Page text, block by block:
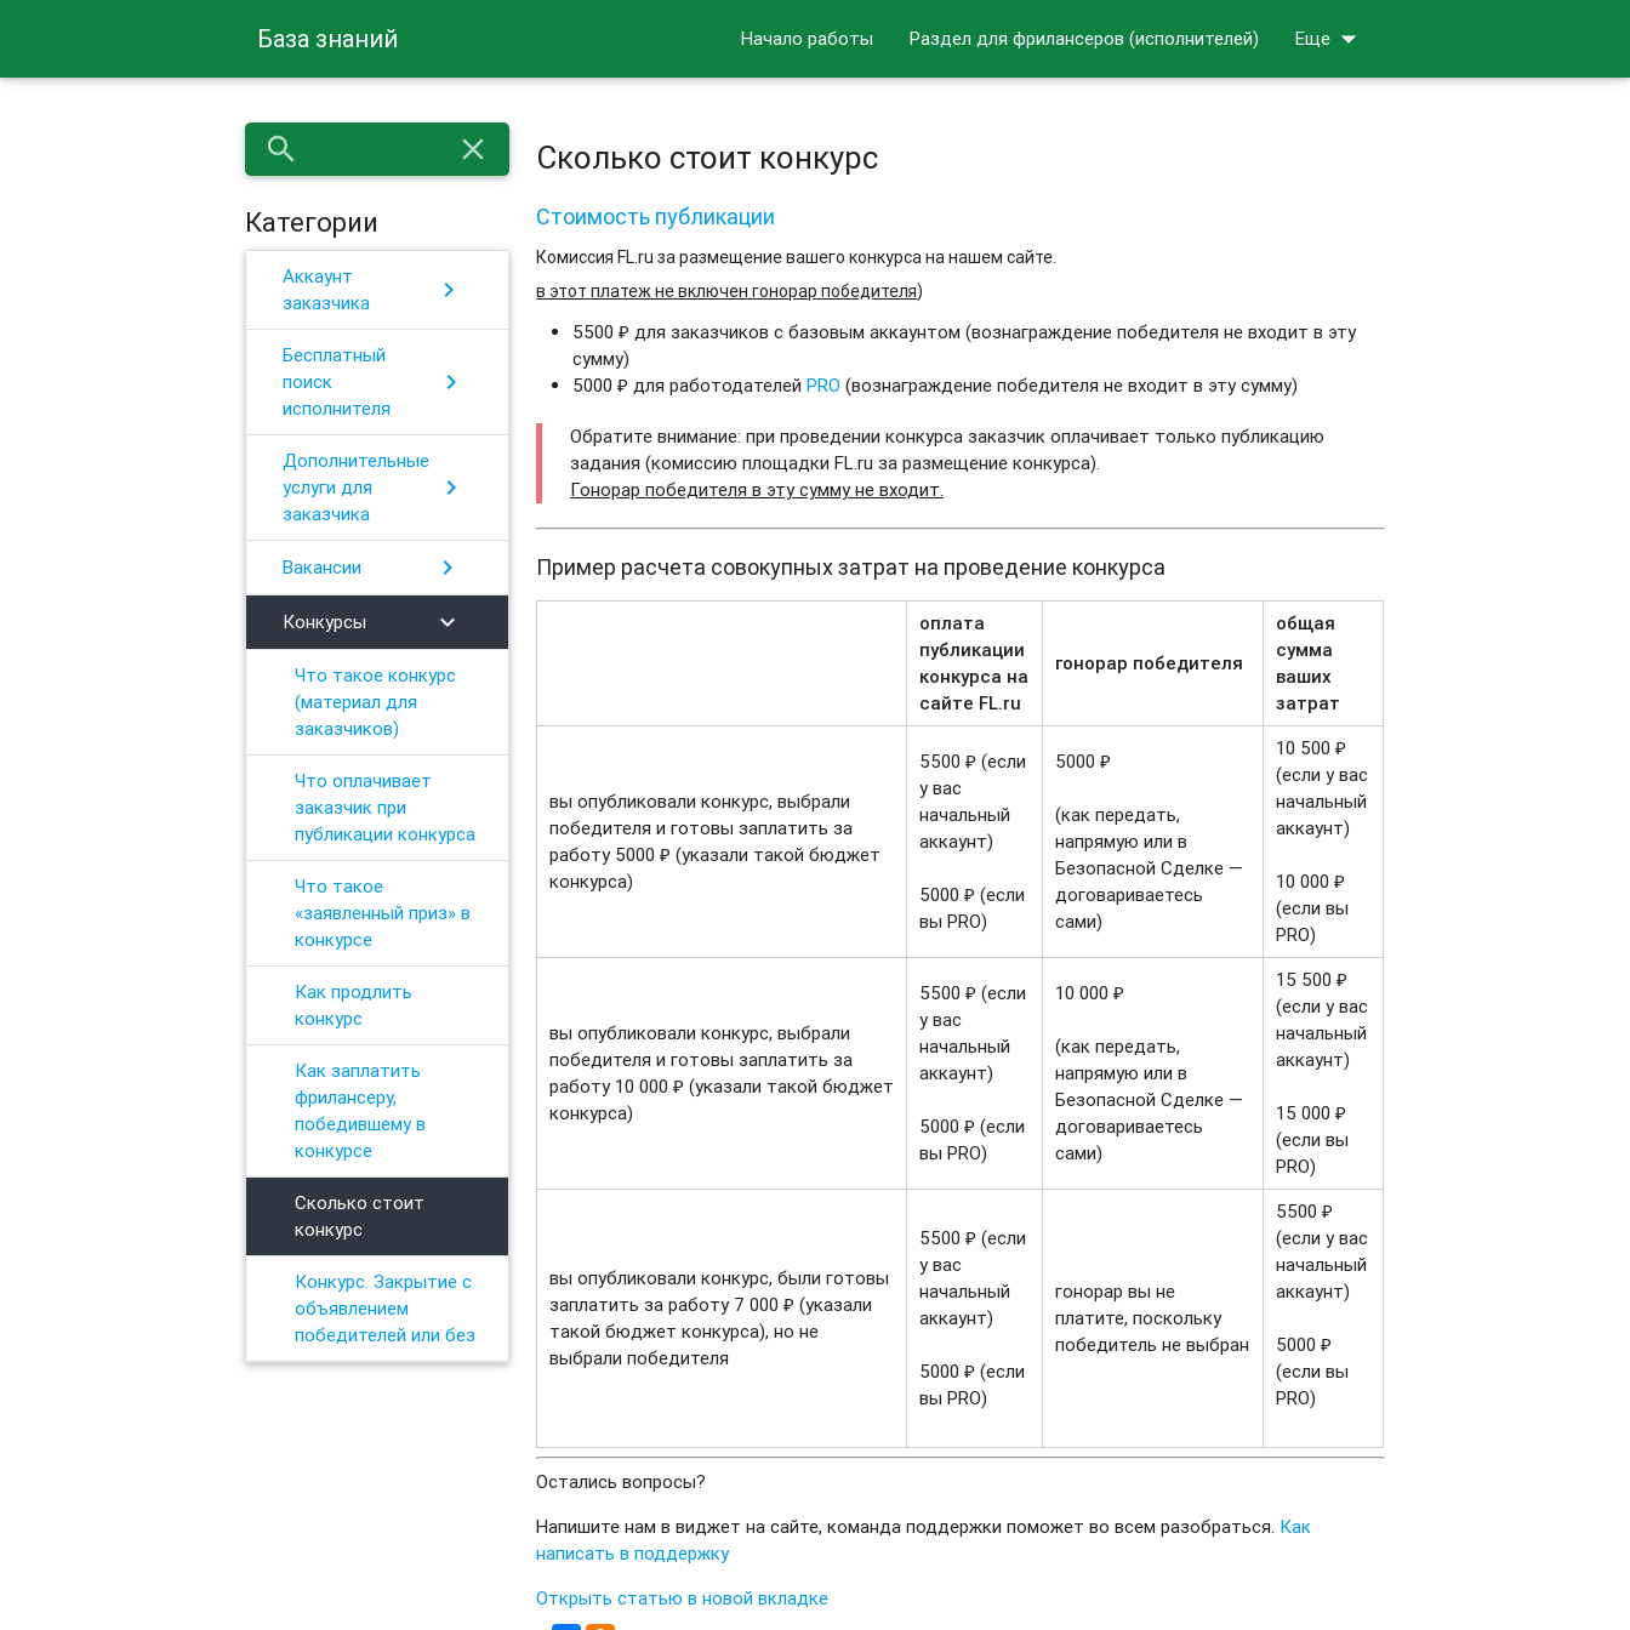
База знаний Начало работы Раздел для фрилансеров (исполнителей) Еще arrow_drop_down
search close
Категории
Аккаунт
заказчика
chevron_right
Бесплатный
поиск
исполнителя
chevron_right
Дополнительные
услуги для
заказчика
chevron_right
Вакансии chevron_right
Конкурсы chevron_right
Что такое конкурс
(материал для
заказчиков)
Что оплачивает
заказчик при
публикации конкурса
Что такое
«заявленный приз» в
конкурсе
Как продлить
конкурс
Как заплатить
фрилансеру,
победившему в
конкурсе
Сколько стоит
конкурс
Конкурс. Закрытие с
объявлением
победителей или без
Сколько стоит конкурс
Стоимость публикации
Комиссия FL.ru за размещение вашего конкурса на нашем сайте.
в этот платеж не включен гонорар победителя)
5500 ₽ для заказчиков с базовым аккаунтом (вознаграждение победителя не входит в эту
сумму)
5000 ₽ для работодателейPRO (вознаграждение победителя не входит в эту сумму)
Обратите внимание: при проведении конкурса заказчик оплачивает только публикацию
задания (комиссию площадки FL.ru за размещение конкурса).
Гонорар победителя в эту сумму не входит.
Пример расчета совокупных затрат на проведение конкурса
оплата
публикации
конкурса на
сайте FL.ru
гонорар победителя
общая
сумма
ваших
затрат
вы опубликовали конкурс, выбрали
победителя и готовы заплатить за
работу 5000 ₽ (указали такой бюджет
конкурса)
5500 ₽ (если
у вас
начальный
аккаунт)
5000 ₽ (если
вы PRO)
5000 ₽
(как передать,
напрямую или в
Безопасной Сделке —
договариваетесь
сами)
10 500 ₽
(если у вас
начальный
аккаунт)
10 000 ₽
(если вы
PRO)
вы опубликовали конкурс, выбрали
победителя и готовы заплатить за
работу 10 000 ₽ (указали такой бюджет
конкурса)
5500 ₽ (если
у вас
начальный
аккаунт)
5000 ₽ (если
вы PRO)
10 000 ₽
(как передать,
напрямую или в
Безопасной Сделке —
договариваетесь
сами)
15 500 ₽
(если у вас
начальный
аккаунт)
15 000 ₽
(если вы
PRO)
вы опубликовали конкурс, были готовы
заплатить за работу 7 000 ₽ (указали
такой бюджет конкурса), но не
выбрали победителя
5500 ₽ (если
у вас
начальный
аккаунт)
5000 ₽ (если
вы PRO)
гонорар вы не
платите, поскольку
победитель не выбран
5500 ₽
(если у вас
начальный
аккаунт)
5000 ₽
(если вы
PRO)
Остались вопросы?
Напишите нам в виджет на сайте, команда поддержки поможет во всем разобраться. Как
написать в поддержку
Открыть статью в новой вкладке